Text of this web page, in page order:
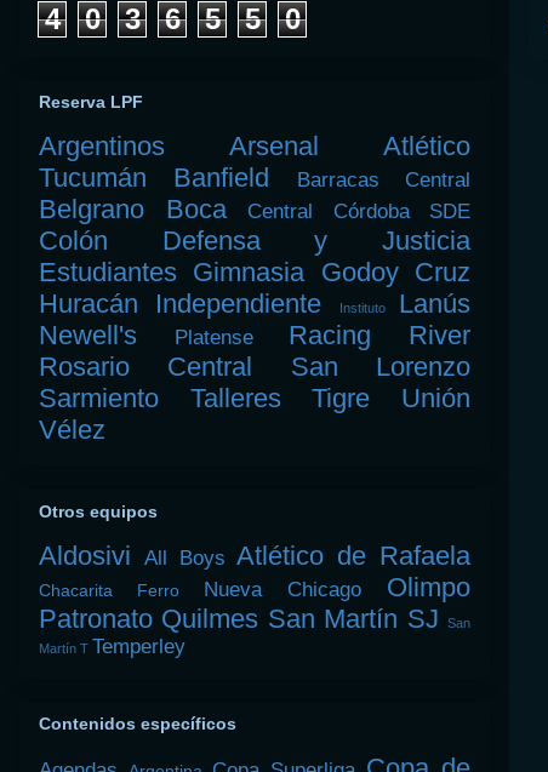
4 0 3 6 5 5 0
Reserva LPF
Argentinos Arsenal
Atlético
Tucumán
Banfield Barracas Central
Belgrano Boca Central Córdoba SDE
Colón
Defensa y Justicia
Estudiantes Gimnasia Godoy Cruz
Huracán
Independiente Instituto
Lanús
Newell's
Platense Racing
River
Rosario Central
San Lorenzo
Sarmiento
Talleres Tigre
Unión
Vélez
Otros equipos
Aldosivi All Boys Atlético de Rafaela
Chacarita Ferro Nueva Chicago
Olimpo
Patronato Quilmes San Martín SJ
San
Martín T Temperley
Contenidos específicos